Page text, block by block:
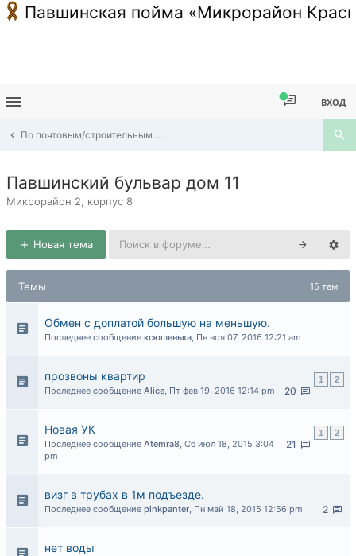
Павшинская пойма «Микрорайон
ВХОД
По почтовым/строительным адресам Павшинской Поймы
Павшинский бульвар дом 11
Микрорайон 2, корпус 8
Новая тема
Темы 15 тем
Обмен с доплатой большую на меньшую.
Последнее сообщение ксюшенька, Пн ноя 07, 2016 12:21 am
прозвоны квартир 1 2
20
Последнее сообщение Alice, Пт фев 19, 2016 12:14 pm
Новая УК 1 2
21
Последнее сообщение Atemra8, Сб июл 18, 2015 3:04
pm
визг в трубах в 1м подъезде.
2
Последнее сообщение pinkpanter, Пн май 18, 2015 12:56 pm
нет воды